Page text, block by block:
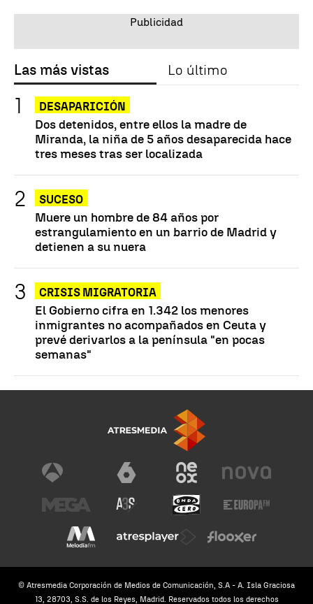
Las más vistas Lo último
DESAPARICIÓN
Dos detenidos, entre ellos la madre de
Miranda, la niña de 5 años desaparecida hace
tres meses tras ser localizada
SUCESO
Muere un hombre de 84 años por
estrangulamiento en un barrio de Madrid y
detienen a su nuera
CRISIS MIGRATORIA
El Gobierno cifra en 1.342 los menores
inmigrantes no acompañados en Ceuta y
prevé derivarlos a la península "en pocas
semanas"
© Atresmedia Corporación de Medios de Comunicación, S.A - A. Isla Graciosa
13, 28703, S.S. de los Reyes, Madrid. Reservados todos los derechos